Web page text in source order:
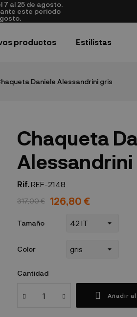
al 25 de agosto.
este periodo
productos Estilistas
Daniele Alessandrini gris
Chaqueta
Alessandrini
Rif.REF-2148
317,00 € 126,80 €
Tamaño
Color
Cantidad
Añadir